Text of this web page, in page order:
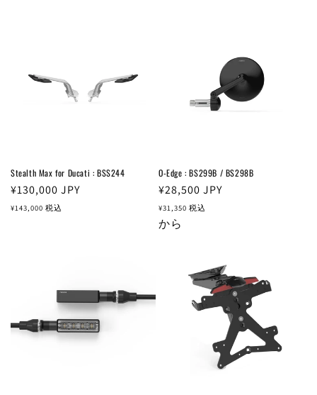
Stealth Max for Ducati : BSS244
通
常
¥130,000 JPY
¥143,000 税込
O-Edge : BS299B / BS298B
通
常
価
¥28,500 JPY
¥31,350 税込
から